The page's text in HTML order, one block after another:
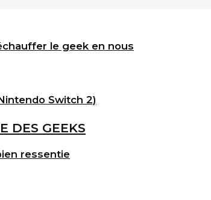
le geek en nous
Switch 2)
ressentie